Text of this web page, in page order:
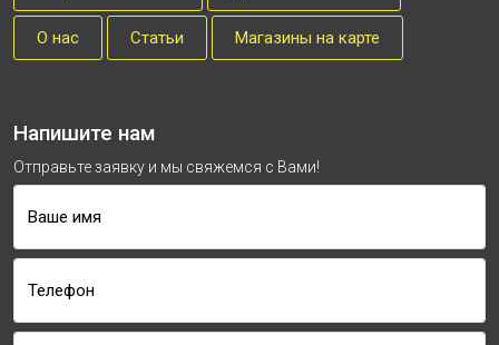
О нас Cтатьи Магазины на карте
Напишите нам
Отправьте заявку и мы свяжемся с Вами!
Ваше имя
Телефон